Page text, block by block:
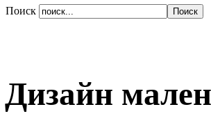
Поиск
Дизайн